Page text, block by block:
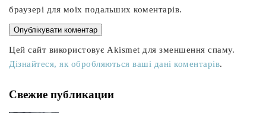
браузері для моїх подальших коментарів.
Цей сайт використовує Akismet для зменшення спаму.
Дізнайтеся, як обробляються ваші дані коментарів.
Свежие публикации